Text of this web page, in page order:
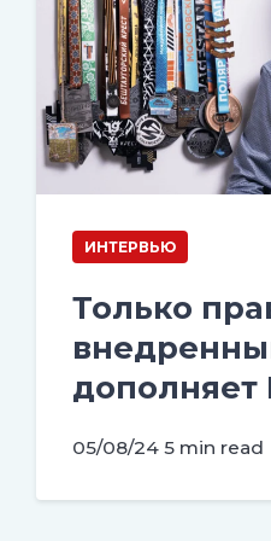
ИНТЕРВЬЮ
Только
дополняет
05/08/24 5 min read